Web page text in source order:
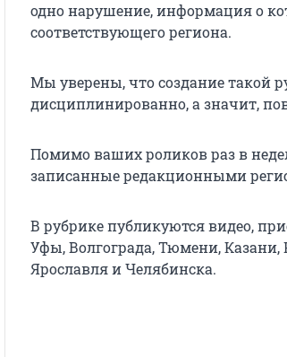
одно нарушение, информация о
соответствующего региона.
Мы уверены, что создание такой
дисциплинированно, а значит,
Помимо ваших роликов раз в
записанные редакционными
В рубрике публикуются видео,
Уфы, Волгограда, Тюмени, Казани,
Ярославля и Челябинска.